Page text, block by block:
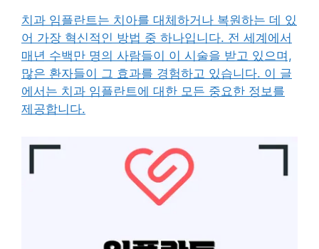
치과 임플란트는 치아를 대체하거나 복원하는 데 있
어 가장 혁신적인 방법 중 하나입니다. 전 세계에서
매년 수백만 명의 사람들이 이 시술을 받고 있으며,
많은 환자들이 그 효과를 경험하고 있습니다. 이 글
에서는 치과 임플란트에 대한 모든 중요한 정보를
제공합니다.